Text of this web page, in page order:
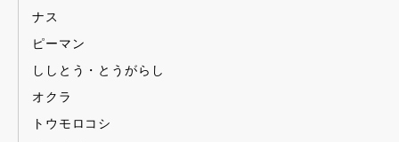
ナス
ピーマン
ししとう・とうがらし
オクラ
トウモロコシ